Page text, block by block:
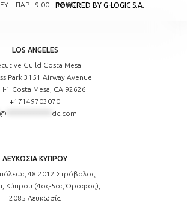
– ΠΑΡ.: 9.00 – 18.00
LOS ANGELES
Guild Costa Mesa
Park 3151 Airway Avenue
I-1 Costa Mesa, CA 92626
+17149703070
@ dc.com
ΛΕΥΚΩΣΙΑ ΚΥΠΡΟΥ
48 2012 Στρόβολος,
Κύπρου (4ος-5ος Όροφος),
2085 Λευκωσία
POWERED BY G-LOGIC S.A.